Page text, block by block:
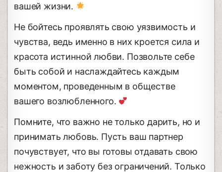
вашей жизни.
Не бойтесь проявлять свою уязвимость и
чувства, ведь именно в них кроется сила и
красота истинной любви. Позвольте себе
быть собой и наслаждайтесь каждым
моментом, проведенным в обществе
вашего возлюбленного.
Помните, что важно не только дарить, но и
принимать любовь. Пусть ваш партнер
почувствует, что вы готовы отдавать свою
нежность и заботу без ограничений. Только